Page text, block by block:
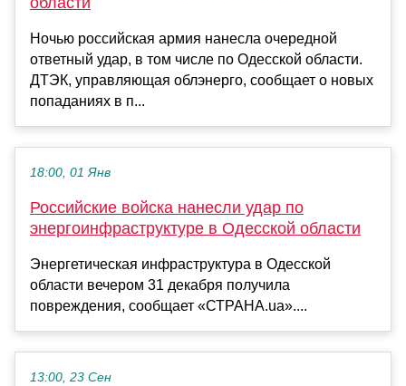
Ночью российская армия нанесла очередной
ответный удар, в том числе по Одесской области.
ДТЭК, управляющая облэнерго, сообщает о новых
попаданиях в п...
18:00, 01 Янв
Российские войска нанесли удар по
энергоинфраструктуре в Одесской области
Энергетическая инфраструктура в Одесской
области вечером 31 декабря получила
повреждения, сообщает «СТРАНА.ua»....
13:00, 23 Сен